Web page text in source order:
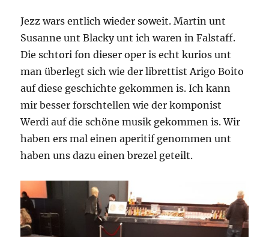
Jezz wars entlich wieder soweit. Martin unt
Susanne unt Blacky unt ich waren in Falstaff.
Die schtori fon dieser oper is echt kurios unt
man überlegt sich wie der librettist Arigo Boito
auf diese geschichte gekommen is. Ich kann
mir besser forschtellen wie der komponist
Werdi auf die schöne musik gekommen is. Wir
haben ers mal einen aperitif genommen unt
haben uns dazu einen brezel geteilt.